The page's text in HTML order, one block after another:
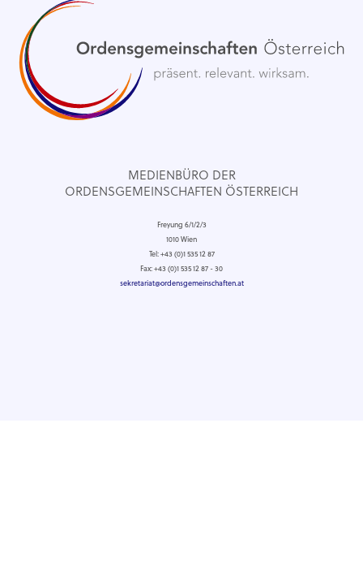
MEDIENBÜRO DER
ORDENSGEMEINSCHAFTEN ÖSTERREICH
Freyung 6/1/2/3
1010 Wien
Tel: +43 (0)1 535 12 87
Fax: +43 (0)1 535 12 87 - 30
sekretariat@ordensgemeinschaften.at